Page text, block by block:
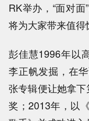
RK举办，“面对
将为大家带来值得
彭佳慧1996年以
李正帆发掘，在
张专辑便让她拿下
奖； 2013年，以